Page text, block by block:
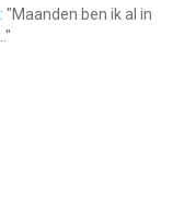
: "Maanden ben ik al in
"